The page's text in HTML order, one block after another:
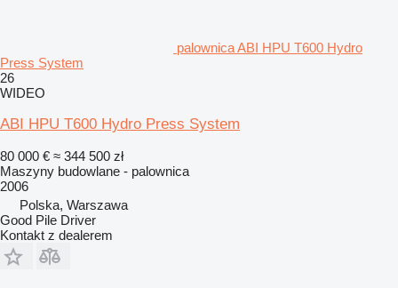
palownica ABI HPU T600 Hydro
Press System
26
WIDEO
ABI HPU T600 Hydro Press System
80 000 € ≈ 344 500 zł
Maszyny budowlane - palownica
2006
Polska, Warszawa
Good Pile Driver
Kontakt z dealerem